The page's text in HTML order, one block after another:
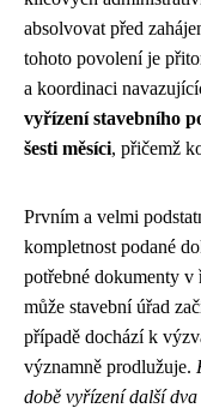
absolvovat před
tohoto povolení je
a koordinaci
vyřízení stavebního
šesti měsíci, přičemž
Prvním a velmi
kompletnost podané
potřebné dokumenty v
může stavební úřad
případě dochází k
významně prodlužuje.
době vyřízení další